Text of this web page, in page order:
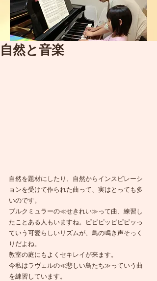
自然と音楽
自然を題材にしたり、自然からインスピレーシ
ョンを受けて作られた曲って、実はとっても多
いのです。
ブルクミュラーの≪せきれい≫って曲、練習し
たことある人もいますね。ピピピッピピピッっ
ていう可愛らしいリズムが、鳥の鳴き声そっく
りだよね。
教室の庭にもよくセキレイが来ます。
今私はラヴェルの≪悲しい鳥たち≫っていう曲
を練習しています。